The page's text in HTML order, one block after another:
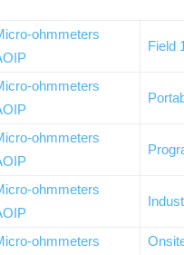
ohmmeters
Field
ohmmeters
ohmmeters
ohmmeters
ohmmeters